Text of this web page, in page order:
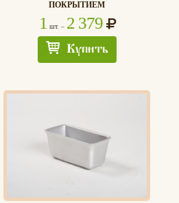
ПОКРЫТИЕМ
1 шт. – 2 379
Купить